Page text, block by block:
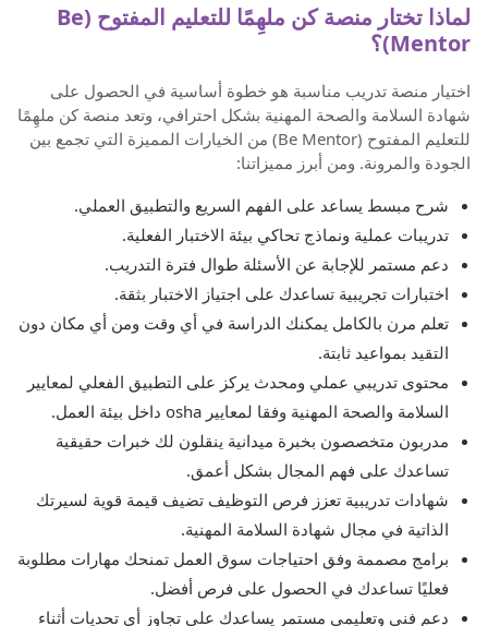
لماذا تختار منصة كن ملهِمًا للتعليم المفتوح (Be
Mentor)؟
اختيار منصة تدريب مناسبة هو خطوة أساسية في الحصول على
شهادة السلامة والصحة المهنية بشكل احترافي، وتعد منصة كن ملهِمًا
للتعليم المفتوح (Be Mentor) من الخيارات المميزة التي تجمع بين
الجودة والمرونة. ومن أبرز مميزاتنا:
شرح مبسط يساعد على الفهم السريع والتطبيق العملي.
تدريبات عملية ونماذج تحاكي بيئة الاختبار الفعلية.
دعم مستمر للإجابة عن الأسئلة طوال فترة التدريب.
اختبارات تجريبية تساعدك على اجتياز الاختبار بثقة.
تعلم مرن بالكامل يمكنك الدراسة في أي وقت ومن أي مكان دون
التقيد بمواعيد ثابتة.
محتوى تدريبي عملي ومحدث يركز على التطبيق الفعلي لمعايير
السلامة والصحة المهنية وفقا لمعايير osha داخل بيئة العمل.
مدربون متخصصون بخبرة ميدانية ينقلون لك خبرات حقيقية
تساعدك على فهم المجال بشكل أعمق.
شهادات تدريبية تعزز فرص التوظيف تضيف قيمة قوية لسيرتك
الذاتية في مجال شهادة السلامة المهنية.
برامج مصممة وفق احتياجات سوق العمل تمنحك مهارات مطلوبة
فعليًا تساعدك في الحصول على فرص أفضل.
دعم فني وتعليمي مستمر يساعدك على تجاوز أي تحديات أثناء